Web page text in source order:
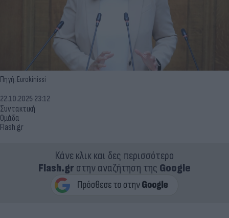
Πηγή: Eurokinissi
Συντακτική
Ομάδα
Flash.gr
22.10.2025 23:12
Κάνε κλικ και δες περισσότερο
Flash.grστην αναζήτηση της Google